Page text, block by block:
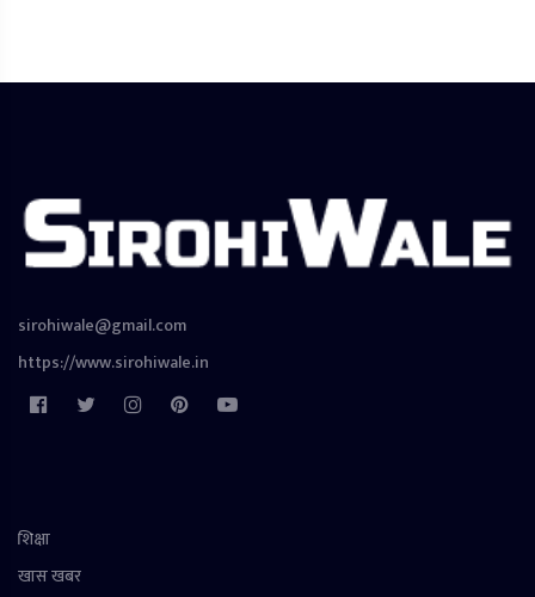
sirohiwale@gmail.com
https://www.sirohiwale.in
शिक्षा
खास खबर